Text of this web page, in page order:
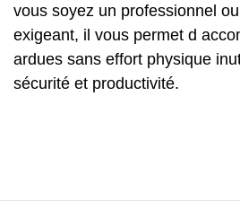
vous soyez un professionnel
exigeant, il vous permet d
ardues sans effort physique
sécurité et productivité.